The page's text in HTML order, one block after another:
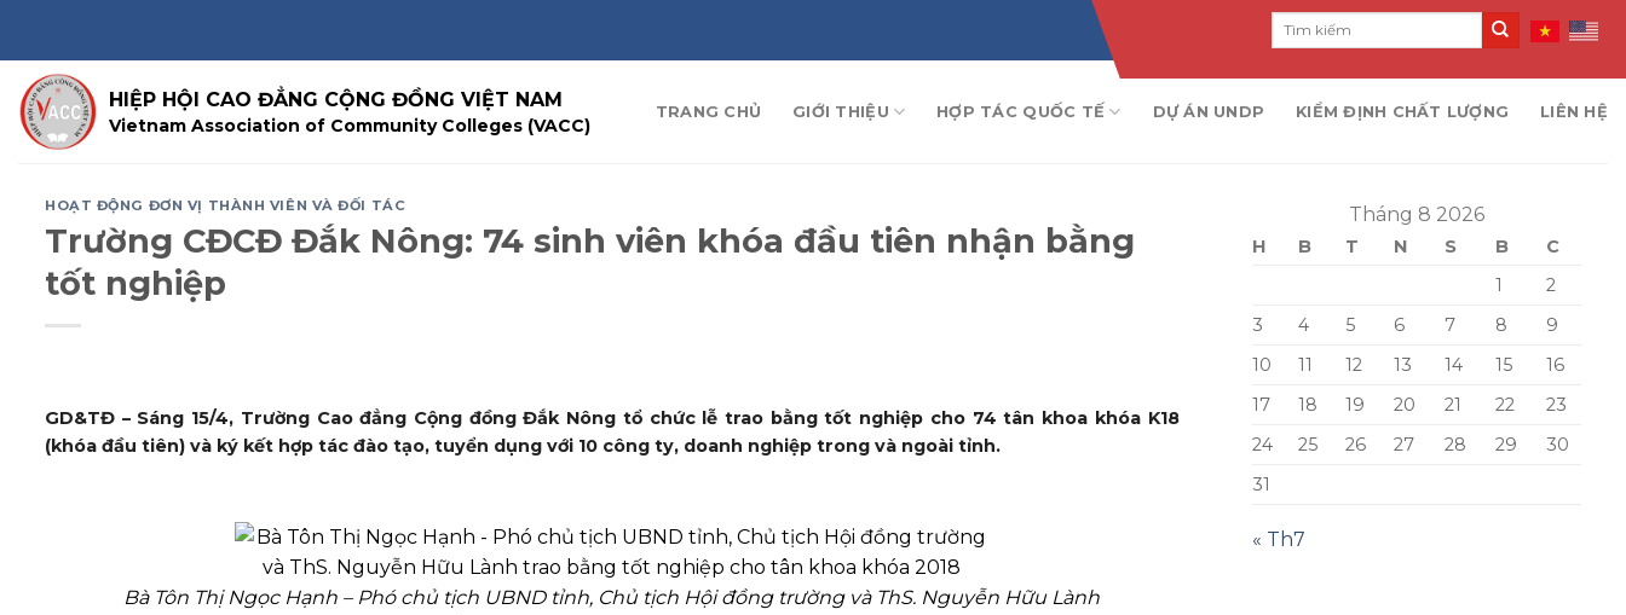
content
HIỆP HỘI CAO ĐẲNG CỘNG ĐỒNG VIỆT NAM
Vietnam Association of Community Colleges (VACC)
TRANG CHỦ GIỚI THIỆU HỢP TÁC QUỐC TẾ DỰ ÁN UNDP KIỂM ĐỊNH CHẤT LƯỢNG LIÊN HỆ
HOẠT ĐỘNG ĐƠN VỊ THÀNH VIÊN VÀ ĐỐI TÁC
Trường CĐCĐ Đắk Nông: 74 sinh viên khóa đầu tiên nhận bằng
tốt nghiệp
GD&TĐ – Sáng 15/4, Trường Cao đẳng Cộng đồng Đắk Nông tổ chức lễ trao bằng tốt nghiệp cho 74 tân khoa khóa K18
(khóa đầu tiên) và ký kết hợp tác đào tạo, tuyển dụng với 10 công ty, doanh nghiệp trong và ngoài tỉnh.
Bà Tôn Thị Ngọc Hạnh – Phó chủ tịch UBND tỉnh, Chủ tịch Hội đồng trường và ThS. Nguyễn Hữu Lành
Tháng 8 2026
H B T N S B
C
1
2
3
4 5 6 7 8
9
10
11 12 13 14 15
16
17
18 19 20 21 22
23
24
25 26 27 28 29
30
31
« Th7